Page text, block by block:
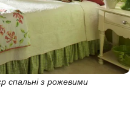
спальні з рожевими